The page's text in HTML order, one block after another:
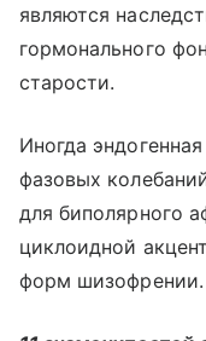
являются
гормонального
старости.
Иногда
фазовых
для биполярного
циклоидной
форм шизофрении.